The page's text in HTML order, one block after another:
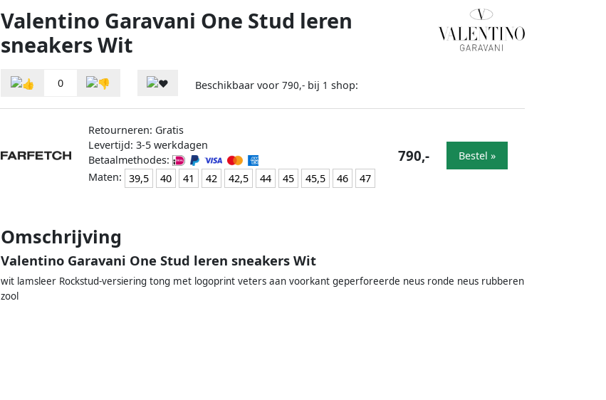
Valentino Garavani One Stud leren
sneakers Wit
0 Beschikbaar voor 790,- bij 1 shop:
Retourneren: Gratis
Levertijd: 3-5 werkdagen
Betaalmethodes:
Maten: 39,5 40 41 42 42,5 44 45 45,5 46 47
790,- Bestel »
Omschrijving
Valentino Garavani One Stud leren sneakers Wit
wit lamsleer Rockstud-versiering tong met logoprint veters aan voorkant geperforeerde neus ronde neus rubberen
zool